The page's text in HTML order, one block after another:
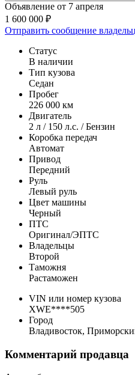
Объявление от 7 апреля
1 600 000 ₽
Отправить сообщение
Статус
В наличии
Тип кузова
Седан
Пробег
226 000 км
Двигатель
2 л / 150 л.с. / Бензин
Коробка передач
Автомат
Привод
Передний
Руль
Левый руль
Цвет машины
Черный
ПТС
Оригинал/ЭПТС
Владельцы
Второй
Таможня
Растаможен
VIN или номер кузова
XWE****505
Город
Владивосток,
Комментарий продавца